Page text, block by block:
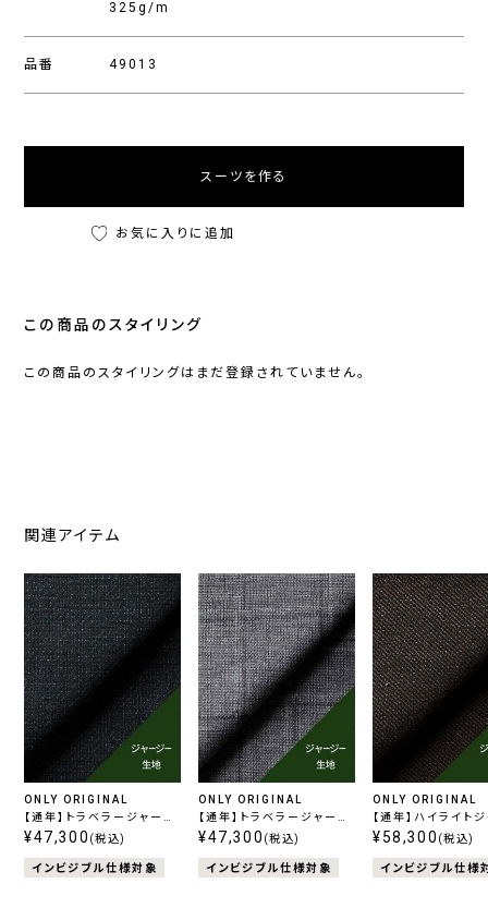
325g/m
品番 49013
スーツを作る
お気に入りに追加
この商品のスタイリング
この商品のスタイリングはまだ登録されていません。
関連アイテム
ONLY ORIGINAL
【通年】トラベラージャージ
ー チャコール無地
¥47,300 (税込)
インビジブル仕様対象
ONLY ORIGINAL
【通年】トラベラージャージ
ー ライトグレーチェック
¥47,300 (税込)
インビジブル仕様対象
ONLY ORIGINAL
【通年】ハイライト
ー ブラウン無地
¥58,300 (税込)
インビジブル仕様